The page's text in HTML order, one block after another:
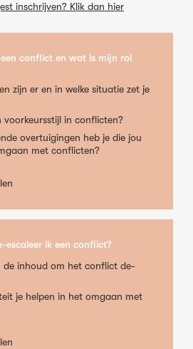
inschrijven? Klik dan hier
conflict en wat is mijn rol
zijn er en in welke situatie zet je
voorkeursstijl in conflicten?
overtuigingen heb je die jou
met conflicten?
escaleer ik een conflict?
de inhoud om het conflict de-
je helpen in het omgaan met